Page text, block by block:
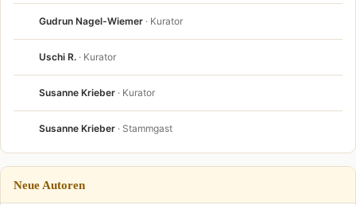
Gudrun Nagel-Wiemer · Kurator
Uschi R. · Kurator
Susanne Krieber · Kurator
Susanne Krieber · Stammgast
Neue Autoren